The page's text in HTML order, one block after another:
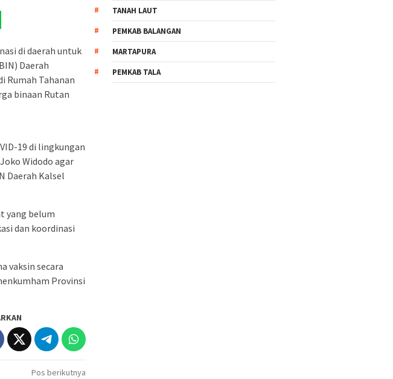
di daerah untuk
Daerah
Rumah Tahanan
binaan Rutan
19 di lingkungan
Widodo agar
Daerah Kalsel
yang belum
dan koordinasi
vaksin secara
Provinsi
Pos berikutnya
TANAH LAUT
PEMKAB BALANGAN
MARTAPURA
PEMKAB TALA